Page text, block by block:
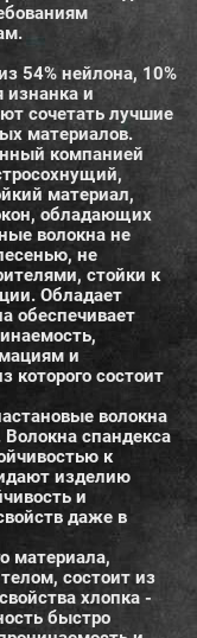
54% нейлона, 10%
изнанка и
сочетать лучшие
материалов.
компанией
материал,
обладающих
волокна не
не
стойки к
Обладает
обеспечивает
и
которого состоит
волокна
спандекса
к
изделию
и
даже в
материала,
состоит из
хлопка -
быстро